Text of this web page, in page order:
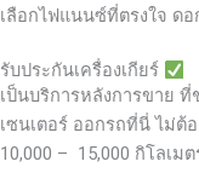
เลือกไฟแนนซ์ที่ตรงใจ ด
รับประกันเครื่องเกียร์
เป็นบริการหลังการขาย ที่
เซนเตอร์ ออกรถที่นี่ ไม่ต้
10,000 – 15,000 กิโลเม